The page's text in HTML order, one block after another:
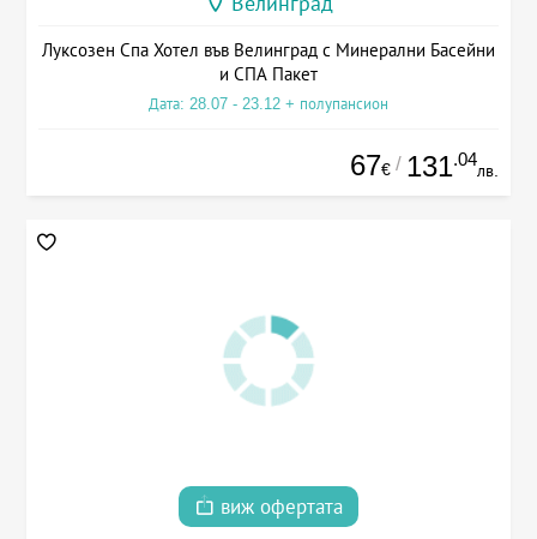
Луксозен Спа Хотел във Велинград с Минерални Басейни
и СПА Пакет
Дата: 28.07 - 23.12 + полупансион
67€ / 131.04
лв.
виж офертата